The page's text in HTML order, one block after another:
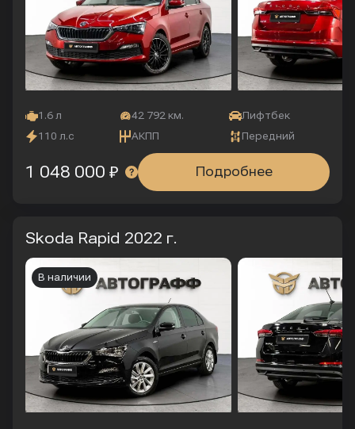
1.6 л 42 792 км.
Лифтбек
110 л.с
АКПП Передний
Подробнее
1 048 000 ₽
Skoda Rapid 2022 г.
В наличии